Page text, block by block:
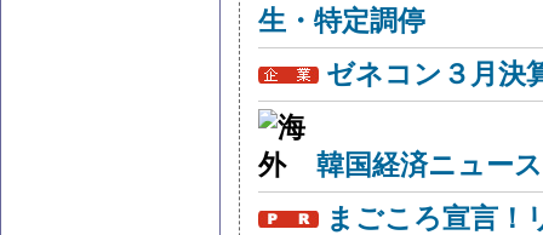
生・特定調停
ゼネコン３月決
韓国経済ニュー
まごころ宣言！